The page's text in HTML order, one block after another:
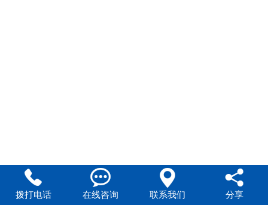

拨打电话

在线咨询

联系我们

分享